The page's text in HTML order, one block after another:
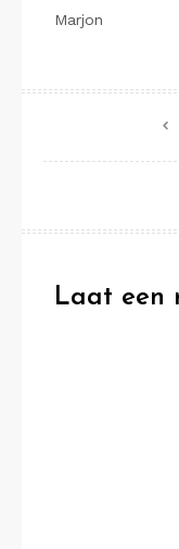
Marjon
navigatie
Laat een